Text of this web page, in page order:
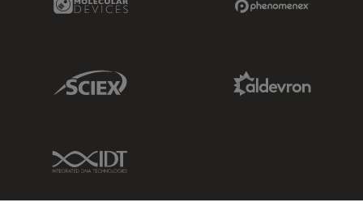
Sciex Link
IDT Link